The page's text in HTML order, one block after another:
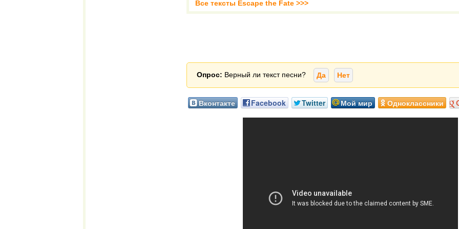
Все тексты Escape the Fate >>>
Опрос: Верный ли текст песни? Да Нет
Вконтакте Facebook Twitter Мой мир Одноклассники